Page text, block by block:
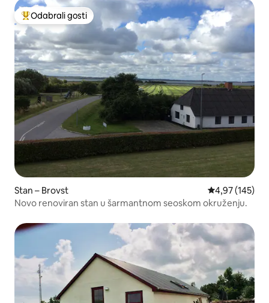
Među najviše rangiranima s oznakom „Odabrali gosti”
Odabrali gosti
Stan – Brovst Prosječna
4,97 (145)
Novo renoviran stan u šarmantnom seoskom okruženju.